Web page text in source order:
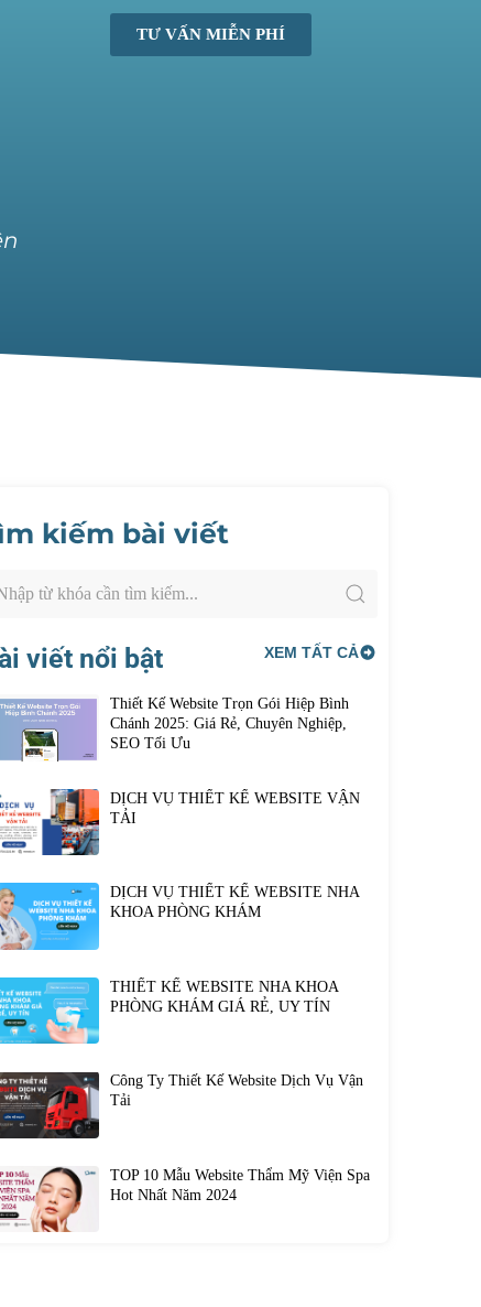
TƯ VẤN MIỄN PHÍ
kiếm bài viết
viết nổi bật XEM TẤT CẢ
Thiết Kế Website Trọn Gói Hiệp Bình
Chánh 2025: Giá Rẻ, Chuyên Nghiệp,
SEO Tối Ưu
DỊCH VỤ THIẾT KẾ WEBSITE VẬN
TẢI
DỊCH VỤ THIẾT KẾ WEBSITE NHA
KHOA PHÒNG KHÁM
THIẾT KẾ WEBSITE NHA KHOA
PHÒNG KHÁM GIÁ RẺ, UY TÍN
Công Ty Thiết Kế Website Dịch Vụ Vận
Tải
TOP 10 Mẫu Website Thẩm Mỹ Viện Spa
Hot Nhất Năm 2024